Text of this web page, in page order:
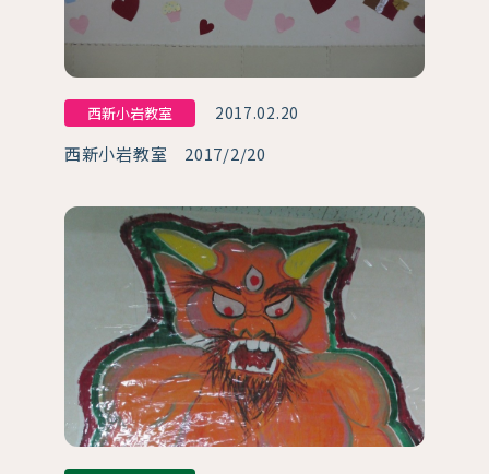
西新小岩教室 2017.02.20
西新小岩教室 2017/2/20